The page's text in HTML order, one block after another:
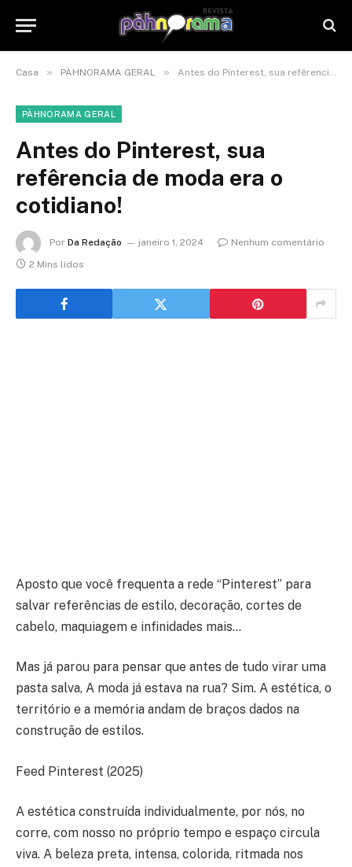
Casa » PÀHNORAMA GERAL » Antes do Pinterest, sua refêrencia de moda era o cotidiano!
PÀHNORAMA GERAL
Antes do Pinterest, sua
refêrencia de moda era o
cotidiano!
Por Da Redação janeiro 1, 2024
Nenhum comentário
2 Mins lidos
Aposto que você frequenta a rede “Pinterest” para
salvar referências de estilo, decoração, cortes de
cabelo, maquiagem e infinidades mais…
Mas já parou para pensar que antes de tudo virar uma
pasta salva, A moda já estava na rua? Sim. A estética, o
território e a memória andam de braços dados na
construção de estilos.
Feed Pinterest (2025)
A estética construída individualmente, por nós, no
corre, com nosso no próprio tempo e espaço circula
viva. A beleza preta, intensa, colorida, ritmada nos